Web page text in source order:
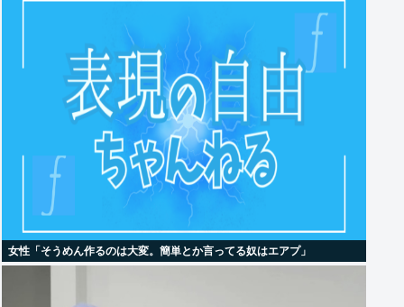
女性「そうめん作るのは大変。簡単とか言ってる奴はエアプ」